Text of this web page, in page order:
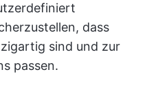
dass
sind und zur
passen.